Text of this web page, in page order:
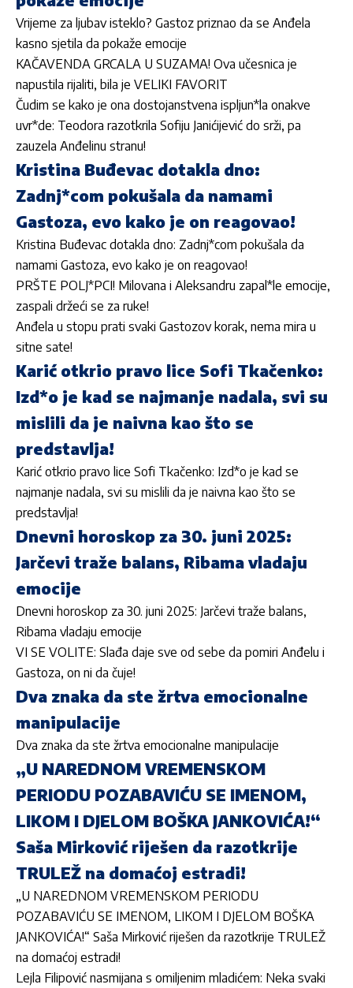
Vrijeme za ljubav isteklo? Gastoz priznao da se Anđela
kasno sjetila da pokaže emocije
KAČAVENDA GRCALA U SUZAMA! Ova učesnica je
napustila rijaliti, bila je VELIKI FAVORIT
Čudim se kako je ona dostojanstvena ispljun*la onakve
uvr*de: Teodora razotkrila Sofiju Janićijević do srži, pa
zauzela Anđelinu stranu!
Kristina Buđevac dotakla dno:
Zadnj*com pokušala da namami
Gastoza, evo kako je on reagovao!
Kristina Buđevac dotakla dno: Zadnj*com pokušala da
namami Gastoza, evo kako je on reagovao!
PRŠTE POLJ*PCI! Milovana i Aleksandru zapal*le emocije,
zaspali držeći se za ruke!
Anđela u stopu prati svaki Gastozov korak, nema mira u
sitne sate!
Karić otkrio pravo lice Sofi Tkačenko:
Izd*o je kad se najmanje nadala, svi su
mislili da je naivna kao što se
predstavlja!
Karić otkrio pravo lice Sofi Tkačenko: Izd*o je kad se
najmanje nadala, svi su mislili da je naivna kao što se
predstavlja!
Dnevni horoskop za 30. juni 2025:
Jarčevi traže balans, Ribama vladaju
emocije
Dnevni horoskop za 30. juni 2025: Jarčevi traže balans,
Ribama vladaju emocije
VI SE VOLITE: Slađa daje sve od sebe da pomiri Anđelu i
Gastoza, on ni da čuje!
Dva znaka da ste žrtva emocionalne
manipulacije
Dva znaka da ste žrtva emocionalne manipulacije
„U NAREDNOM VREMENSKOM
PERIODU POZABAVIĆU SE IMENOM,
LIKOM I DJELOM BOŠKA JANKOVIĆA!“
Saša Mirković riješen da razotkrije
TRULEŽ na domaćoj estradi!
„U NAREDNOM VREMENSKOM PERIODU
POZABAVIĆU SE IMENOM, LIKOM I DJELOM BOŠKA
JANKOVIĆA!“ Saša Mirković riješen da razotkrije TRULEŽ
na domaćoj estradi!
Lejla Filipović nasmijana s omiljenim mladićem: Neka svaki